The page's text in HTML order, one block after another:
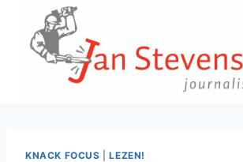
Doorgaan
inhoud
KNACK FOCUS |LEZEN!